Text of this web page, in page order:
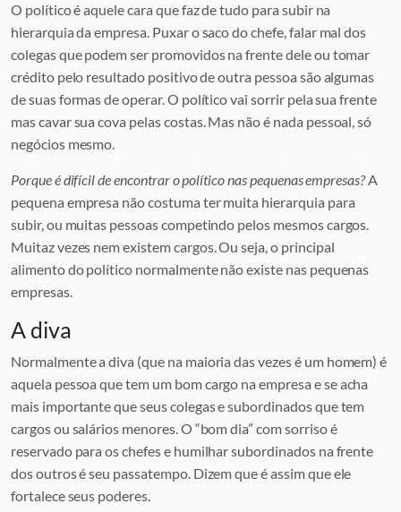
O político é aquele cara que faz de tudo para subir na
hierarquia da empresa. Puxar o saco do chefe, falar mal dos
colegas que podem ser promovidos na frente dele ou tomar
crédito pelo resultado positivo de outra pessoa são algumas
de suas formas de operar. O político vai sorrir pela sua frente
mas cavar sua cova pelas costas. Mas não é nada pessoal, só
negócios mesmo.
Porque é difícil de encontrar o político nas pequenas empresas?A
pequena empresa não costuma ter muita hierarquia para
subir, ou muitas pessoas competindo pelos mesmos cargos.
Muitaz vezes nem existem cargos. Ou seja, o principal
alimento do político normalmente não existe nas pequenas
empresas.
A diva
Normalmente a diva (que na maioria das vezes é um homem) é
aquela pessoa que tem um bom cargo na empresa e se acha
mais importante que seus colegas e subordinados que tem
cargos ou salários menores. O “bom dia” com sorriso é
reservado para os chefes e humilhar subordinados na frente
dos outros é seu passatempo. Dizem que é assim que ele
fortalece seus poderes.